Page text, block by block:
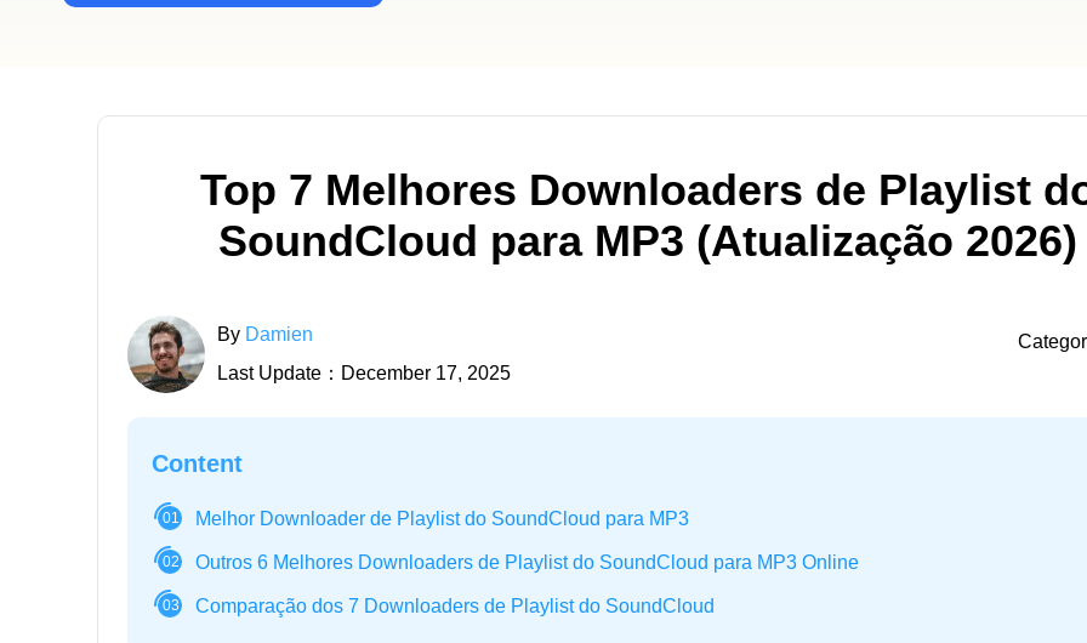
Top 7 Melhores Downloaders de Playlist
SoundCloud para MP3 (Atualização 2026)
By Damien
Last Update：December 17, 2025
Content
01 Melhor Downloader de Playlist do SoundCloud para MP3
02 Outros 6 Melhores Downloaders de Playlist do SoundCloud para MP3 Online
03 Comparação dos 7 Downloaders de Playlist do SoundCloud